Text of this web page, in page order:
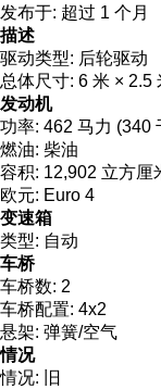
发布于: 超过 1 个月
描述
驱动类型: 后轮驱动
总体尺寸: 6 米 × 2.5
发动机
功率: 462 马力 (340
燃油: 柴油
容积: 12,902 立方厘
欧元: Euro 4
变速箱
类型: 自动
车桥
车桥数: 2
车桥配置: 4x2
悬架: 弹簧/空气
情况
情况:
旧